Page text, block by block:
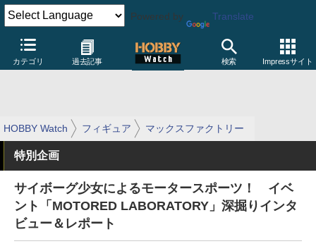
Powered by Translate
カテゴリ 過去記事 検索 Impressサイト
HOBBY Watch フィギュア マックスファクトリー
特別企画
サイボーグ少女によるモータースポーツ！ イベ
ント「MOTORED LABORATORY」深掘りインタ
ビュー＆レポート